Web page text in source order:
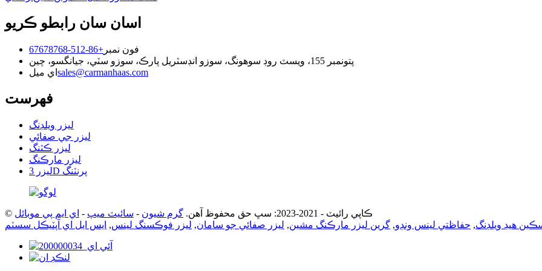
اسان سان رابطو ڪريو
فون نمبر +86-512-67678768
پتونمبر 155، ويسٽ روڊ سوهونگ، سوزو انڊسٽريل پارڪ، سوزو سٽي، جيانگسو، چين
اي ميل sales@carmanhaas.com
فهرست
ليزر ويلڊنگ
ليزر جي صفائي
ليزر ڪٽنگ
ليزر مارڪنگ
ليزر 3D پرنٽنگ
© ڪاپي رائيٽ - 2021-2023: سڀ حق محفوظ آهن. گرم شيون - سائيٽ ميپ - اي ايم پي موبائل
هيڊ ويلڊنگ, حفاظتي لينس ونڊو, گرين ليزر مارڪنگ مشين, ليزر صفائي جو سامان, ليزر فوڪسنگ لينس, ايس ايل اي آپٽيڪل سسٽم